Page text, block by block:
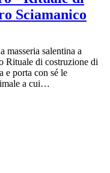
Sciamanico
masseria salentina a
Rituale di costruzione di
e porta con sé le
a cui…